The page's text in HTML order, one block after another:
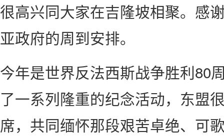
很高兴同大家在吉隆坡相聚。感
亚政府的周到安排。
今年是世界反法西斯战争胜利80
了一系列隆重的纪念活动，东盟
席，共同缅怀那段艰苦卓绝、可